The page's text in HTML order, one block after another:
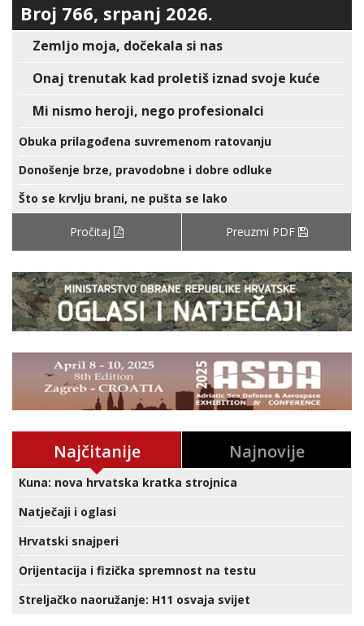
Broj 766, srpanj 2026.
Zemljo moja, dočekala si nas
Onaj trenutak kad proletiš iznad svoje kuće
Mi nismo heroji, nego profesionalci
Obuka prilagođena suvremenom ratovanju
Donošenje brze, pravodobne i dobre odluke
Što se krvlju brani, ne pušta se lako
Pročitaj Preuzmi PDF
Najčitanije Najnovije
Kuna: nova hrvatska kratka strojnica
Natječaji i oglasi
Hrvatski snajperi
Orijentacija i fizička spremnost na testu
Streljačko naoružanje: H11 osvaja svijet